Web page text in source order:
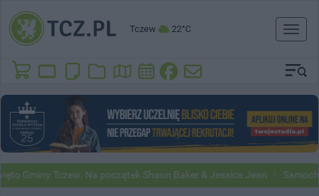
Tczew 22°C
Toggle
Tczew. Na początek Shaun Baker & Jessica Jean Samochody